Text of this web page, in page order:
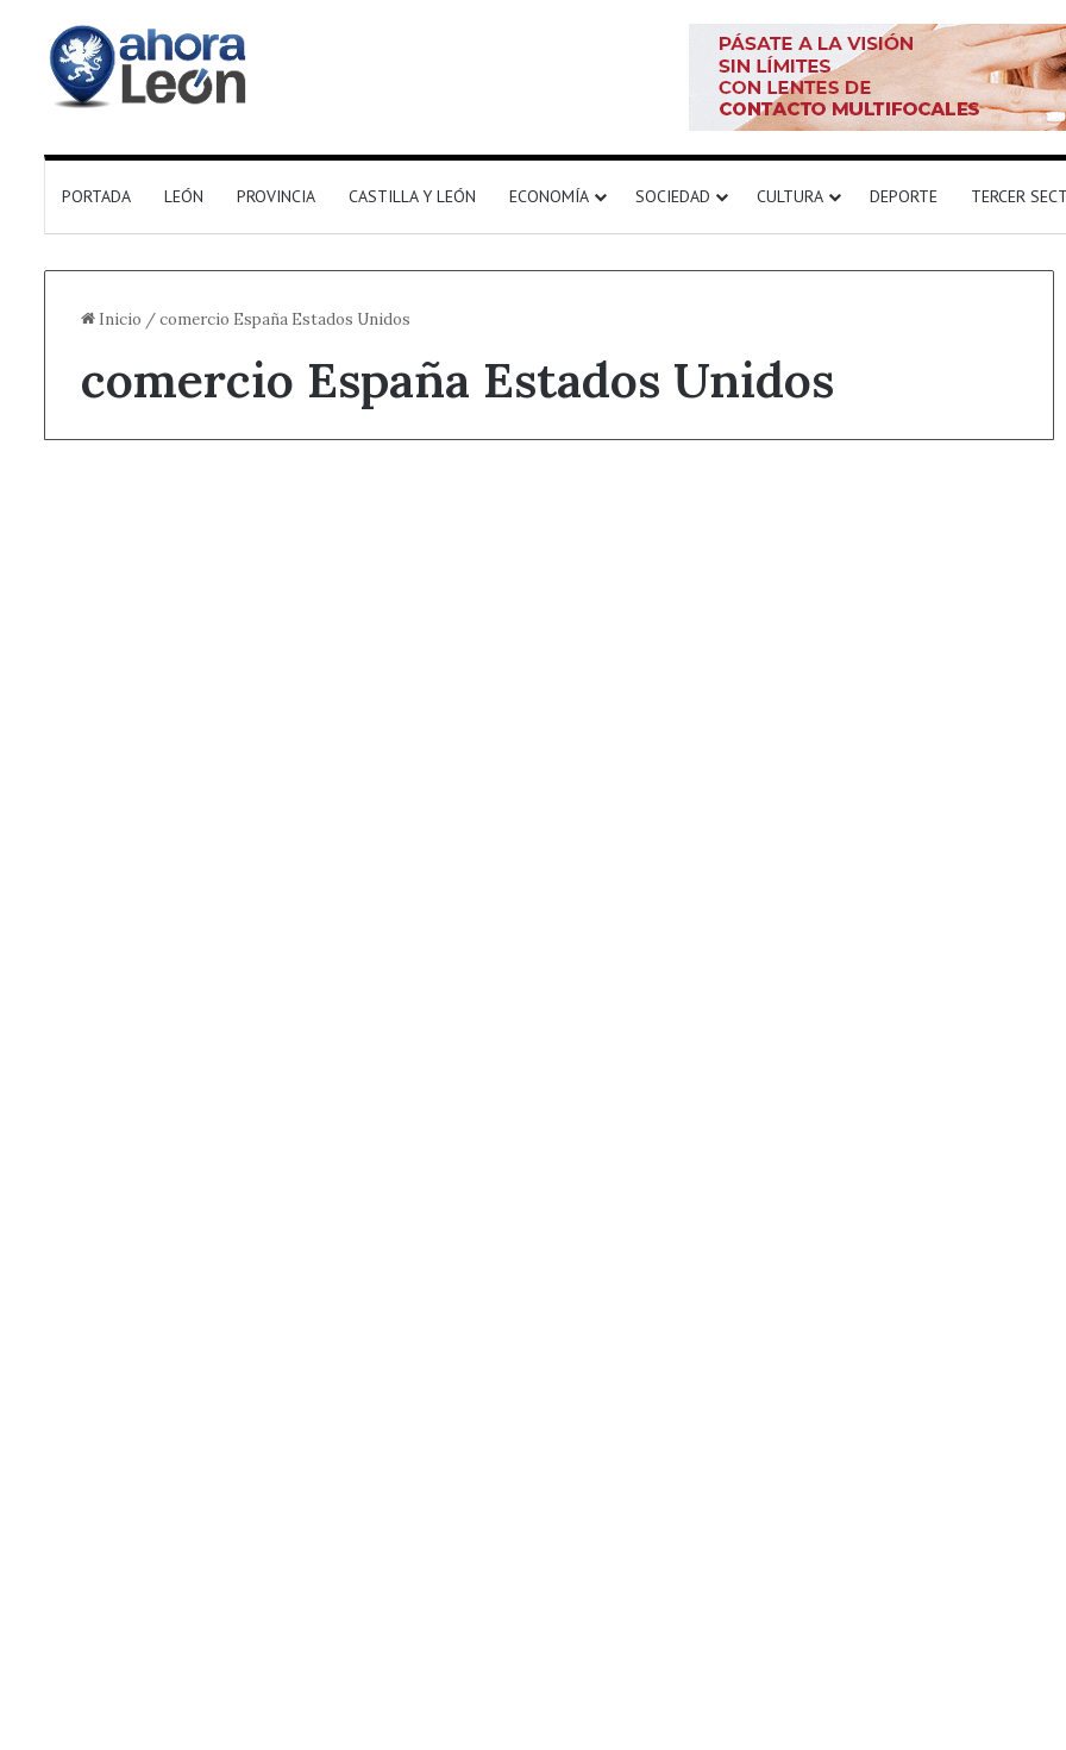
PORTADA LEÓN PROVINCIA CASTILLA Y LEÓN ECONOMÍA SOCIEDAD CULTURA DEPORTE TERCER
Inicio /comercio España Estados Unidos
comercio España Estados Unidos